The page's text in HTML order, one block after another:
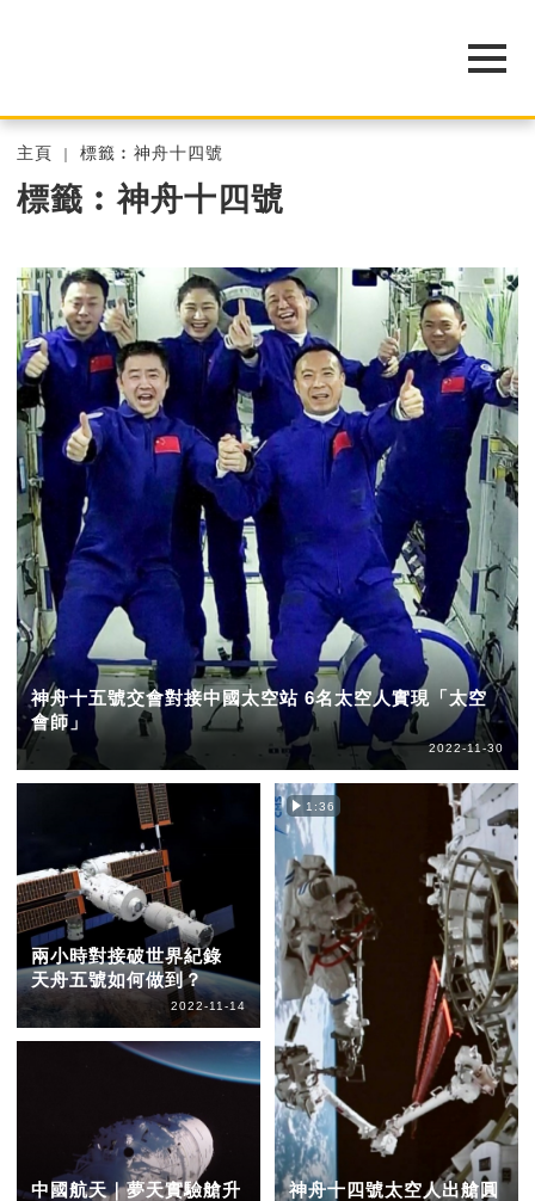
主頁 標籤︰神舟十四號
標籤︰神舟十四號
神舟十五號交會對接中國太空站 6名太空人實現「太空
會師」
2022-11-30
兩小時對接破世界紀錄
天舟五號如何做到？
2022-11-14
中國航天｜夢天實驗艙升
1:36
神舟十四號太空人出艙圓